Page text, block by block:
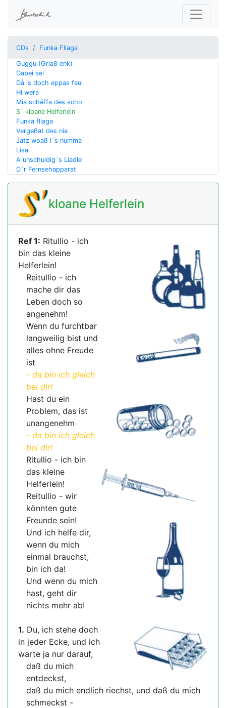
CDs Funka Fliaga
Guggu (Griaß enk)
Dabei sei
Då is doch eppas faul
Hi wera
Mia schåffa des scho
S´ kloane Helferlein
Funka fliaga
Vergeßat des nia
Jatz woaß i´s numma
Lisa
A unschuldig´s Liadle
D´r Fernsehapparat
kloane Helferlein
Ref 1: Ritullio - ich
bin das kleine
Helferlein!
Reitullio - ich
mache dir das
Leben doch so
angenehm!
Wenn du furchtbar
langweilig bist und
alles ohne Freude
ist
- da bin ich gleich
bei dir!
Hast du ein
Problem, das ist
unangenehm
- da bin ich gleich
bei dir!
Ritullio - ich bin
das kleine
Helferlein!
Reitullio - wir
könnten gute
Freunde sein!
Und ich helfe dir,
wenn du mich
einmal brauchst,
bin ich da!
Und wenn du mich
hast, geht dir
nichts mehr ab!
1. Du, ich stehe doch
in jeder Ecke, und ich
warte ja nur darauf,
daß du mich
entdeckst,
daß du mich endlich riechst, und daß du mich
schmeckst -